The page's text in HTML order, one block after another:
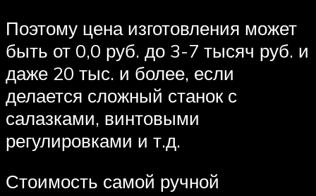
Поэтому цена изготовления может
быть от 0,0 руб. до 3-7 тысяч руб. и
даже 20 тыс. и более, если
делается сложный станок с
салазками, винтовыми
регулировками и т.д.
Стоимость самой ручной